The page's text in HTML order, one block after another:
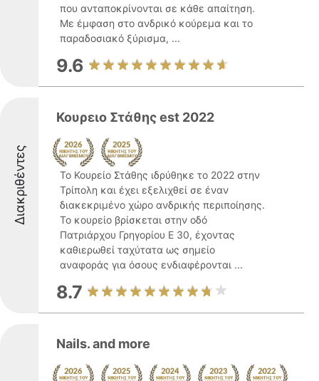
που ανταποκρίνονται σε κάθε απαίτηση.
Με έμφαση στο ανδρικό κούρεμα και το
παραδοσιακό ξύρισμα, ...
9.6
Διακριθέντες
Κουρειο Στάθης est 2022
Το Κουρείο Στάθης ιδρύθηκε το 2022 στην
Τρίπολη και έχει εξελιχθεί σε έναν
διακεκριμένο χώρο ανδρικής περιποίησης.
Το κουρείο βρίσκεται στην οδό
Πατριάρχου Γρηγορίου Ε 30, έχοντας
καθιερωθεί ταχύτατα ως σημείο
αναφοράς για όσους ενδιαφέρονται ...
8.7
Nails. and more